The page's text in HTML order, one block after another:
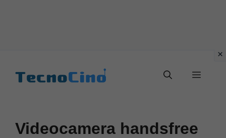
Menu
Videocamera handsfree